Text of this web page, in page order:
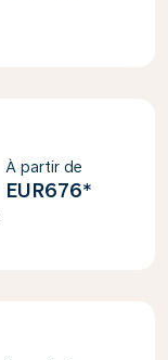
À partir de
EUR676*